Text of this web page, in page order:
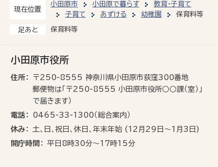
現在位置
小田原市 小田原で暮らす
教育・子育て
子育て
あずける 幼稚園 保育料等
足あと 保育料等
小田原市役所
住所
〒250-8555 神奈川県小田原市荻窪300番地
郵便物は「〒250-8555 小田原市役所○○課（室）」
で届きます）
電話
0465-33-1300（総合案内）
休み
土､日､祝日、休日、年末年始 (12月29日～1月3日)
開庁時間
平日8時30分～17時15分